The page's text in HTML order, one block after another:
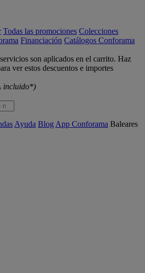
Todas las promociones Colecciones
Financiación Catálogos Conforama
son aplicados en el carrito. Haz
ver estos descuentos e importes
incluido*)
Ayuda Blog App Conforama Baleares